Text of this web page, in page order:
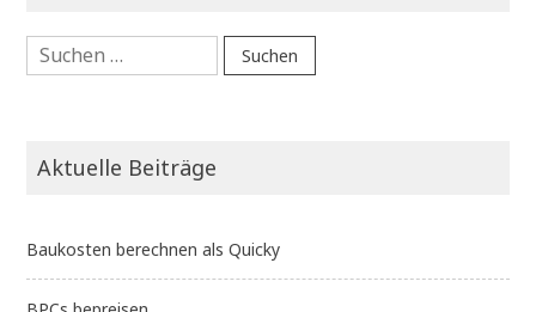
Suchen
nach:
Aktuelle Beiträge
Baukosten berechnen als Quicky